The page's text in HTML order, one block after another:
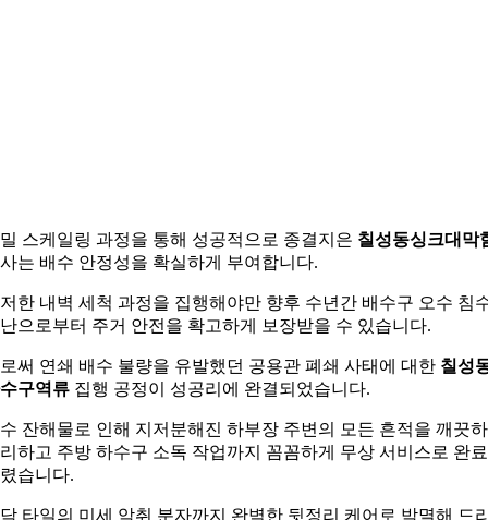
스케일링 과정을 통해 성공적으로 종결지은 칠성동싱크대막
는 배수 안정성을 확실하게 부여합니다.
한 내벽 세척 과정을 집행해야만 향후 수년간 배수구 오수 침
으로부터 주거 안전을 확고하게 보장받을 수 있습니다.
써 연쇄 배수 불량을 유발했던 공용관 폐쇄 사태에 대한 칠성
구역류집행 공정이 성공리에 완결되었습니다.
잔해물로 인해 지저분해진 하부장 주변의 모든 흔적을 깨끗
하고 주방 하수구 소독 작업까지 꼼꼼하게 무상 서비스로 완
습니다.
타일의 미세 악취 분자까지 완벽한 뒷정리 케어로 박멸해 드